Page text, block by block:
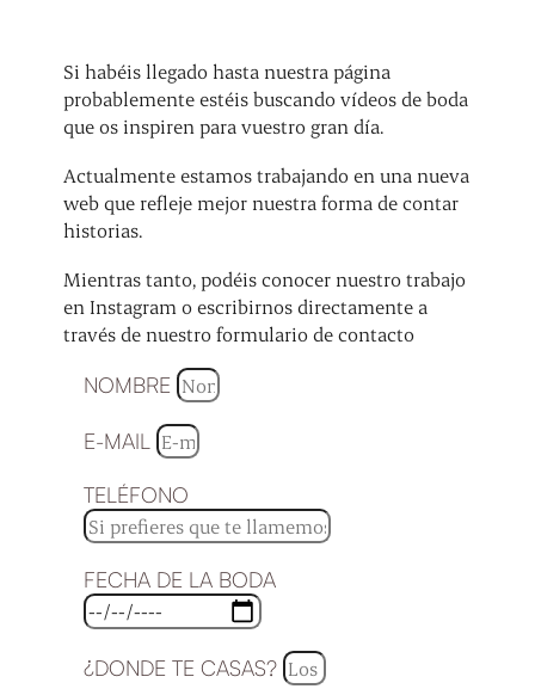
Si habéis llegado hasta nuestra página
probablemente estéis buscando vídeos de boda
que os inspiren para vuestro gran día.
Actualmente estamos trabajando en una nueva
web que refleje mejor nuestra forma de contar
historias.
Mientras tanto, podéis conocer nuestro trabajo
en Instagram o escribirnos directamente a
través de nuestro formulario de contacto
NOMBRE
E-MAIL
TELÉFONO
FECHA DE LA BODA
¿DONDE TE CASAS?